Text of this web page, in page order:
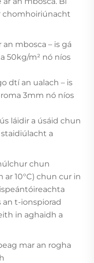
chomhoiriúnacht
mbosca – is gá
50kg/m² nó níos
dtí an ualach – is
3mm nó níos
láidir a úsáid chun
a
chun
10°C) chun cur in
t-ionspiorad
in aghaidh a
mar an rogha